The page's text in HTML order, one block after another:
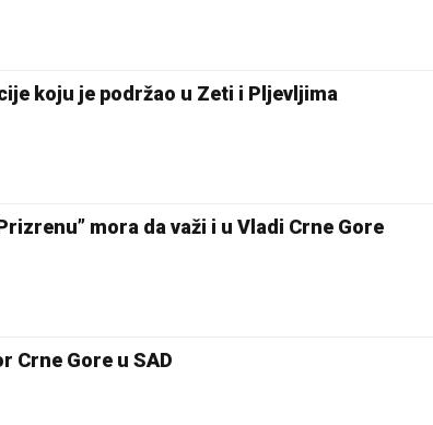
koju je podržao u Zeti i Pljevljima
mora da važi i u Vladi Crne Gore
Crne Gore u SAD